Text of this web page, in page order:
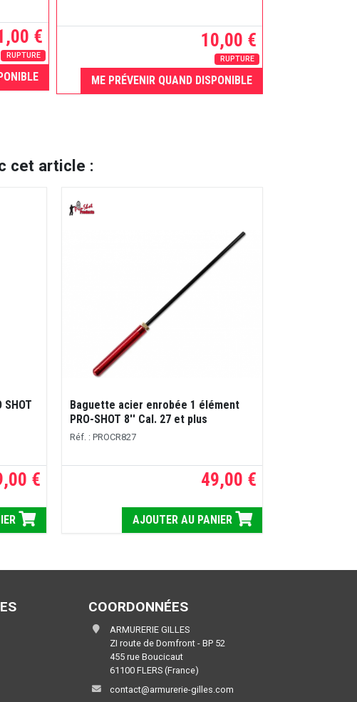
€
RUPTURE
10,00 €
RUPTURE
ME PRÉVENIR QUAND DISPONIBLE
cet article :
€
Baguette acier enrobée 1 élément
PRO-SHOT 8'' Cal. 27 et plus
Réf. : PROCR827
49,00 €
AJOUTER AU PANIER
COORDONNÉES
ARMURERIE GILLES
ZI route de Domfront - BP 52
455 rue Boucicaut
61100 FLERS (France)
contact@armurerie-gilles.com